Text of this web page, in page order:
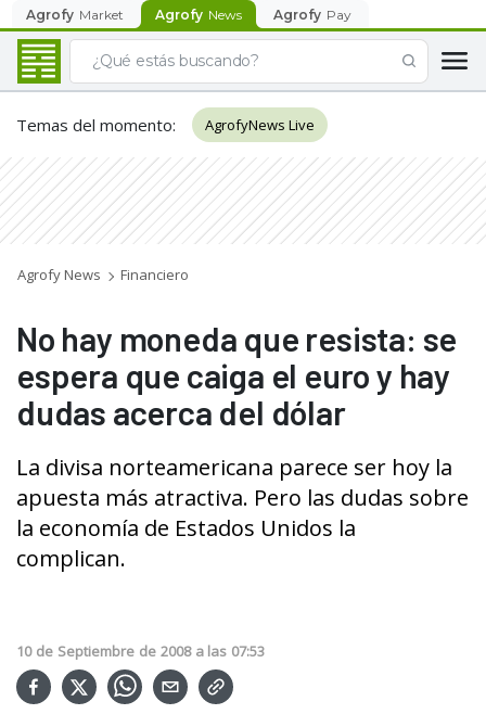
Agrofy Market Agrofy News Agrofy Pay
Temas del momento: AgrofyNews Live
Agrofy News Financiero
No hay moneda que resista: se
espera que caiga el euro y hay
dudas acerca del dólar
La divisa norteamericana parece ser hoy la
apuesta más atractiva. Pero las dudas sobre
la economía de Estados Unidos la
complican.
10 de Septiembre de 2008 a las 07:53